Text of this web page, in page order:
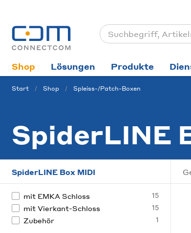
Shop Lösungen Produkte
Start Shop Spleiss-/Patch-Boxen
SpiderLINE
SpiderLINE Box MIDI
mit EMKA Schloss 15
mit Vierkant-Schloss 15
Zubehör 1